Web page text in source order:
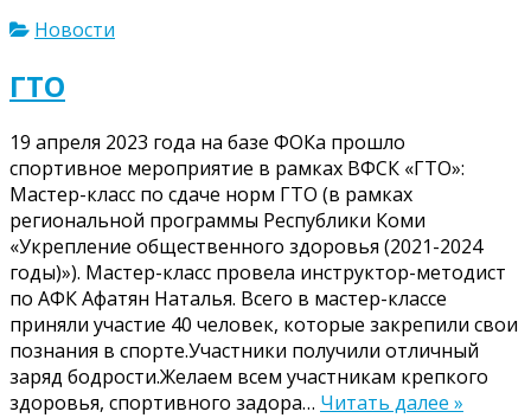
Новости
ГТО
19 апреля 2023 года на базе ФОКа прошло
спортивное мероприятие в рамках ВФСК «ГТО»:
Мастер-класс по сдаче норм ГТО (в рамках
региональной программы Республики Коми
«Укрепление общественного здоровья (2021-2024
годы)»). Мастер-класс провела инструктор-методист
по АФК Афатян Наталья. Всего в мастер-классе
приняли участие 40 человек, которые закрепили свои
познания в спорте.Участники получили отличный
заряд бодрости.Желаем всем участникам крепкого
здоровья, спортивного задора… Читать далее »